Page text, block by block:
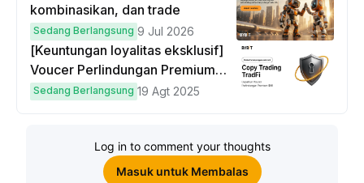
kombinasikan, dan trade
Sedang Berlangsung 9 Jul 2026
[Keuntungan loyalitas eksklusif]
Voucer Perlindungan Premium
hingga $50
Sedang Berlangsung 19 Agt 2025
Log in to comment your thoughts
Masuk untuk Membalas